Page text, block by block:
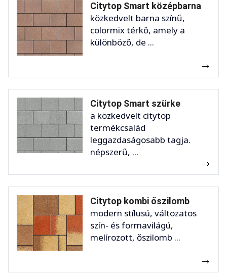
Citytop Smart középbarna
közkedvelt barna színű,
colormix térkő, amely a
különböző, de ...
Citytop Smart szürke
a közkedvelt citytop
termékcsalád
leggazdaságosabb tagja.
népszerű, ...
Citytop kombi őszilomb
modern stílusú, változatos
szín- és formavilágú,
melírozott, őszilomb ...